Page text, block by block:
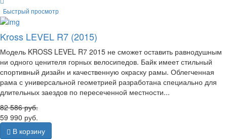
Быстрый просмотр
Kross LEVEL R7 (2015)
Модель KROSS LEVEL R7 2015 не сможет оставить равнодушным
ни одного ценителя горных велосипедов. Байк имеет стильный
спортивный дизайн и качественную окраску рамы. Облегченная
рама с универсальной геометрией разработана специально для
длительных заездов по пересеченной местности...
82 586руб.
59 990 руб.
В корзину